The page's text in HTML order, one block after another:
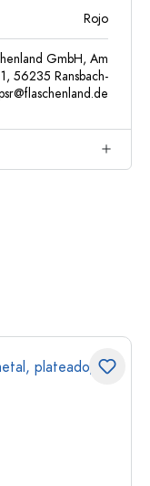
Rojo
GmbH, Am
56235 Ransbach-